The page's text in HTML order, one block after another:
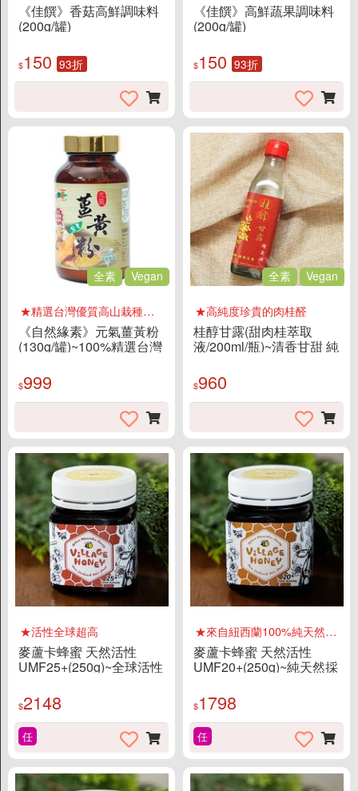
《佳饌》香菇高鮮調味料
(200g/罐)
$150 93折
《佳饌》高鮮蔬果調味料
(200g/罐)
$150 93折
全素 Vegan
★精選台灣優質高山栽種之薑黃
《自然緣素》元氣薑黃粉
(130g/罐)~100%精選台灣
$999
全素 Vegan
★高純度珍貴的肉桂醛
桂醇甘露(甜肉桂萃取
液/200ml/瓶)~清香甘甜 純
$960
★活性全球超高
麥蘆卡蜂蜜 天然活性
UMF25+(250g)~全球活性
$2148
任
★來自紐西蘭100%純天然國寶
麥蘆卡蜂蜜 天然活性
UMF20+(250g)~純天然採
程
$1798
任